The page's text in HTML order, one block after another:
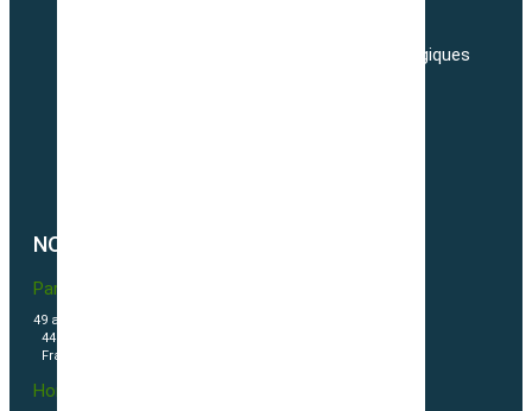
Nos tarifs de transport de semences Biologiques
NOUS CONTACTER
Partner & Co SAS
49 avenue du Général de Gaulle
44500 La Baule Escoublac
France
Horaires